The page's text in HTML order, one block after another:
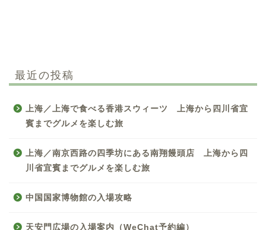
最近の投稿
上海／上海で食べる香港スウィーツ 上海から四川省宜
賓までグルメを楽しむ旅
上海／南京西路の四季坊にある南翔饅頭店 上海から四
川省宜賓までグルメを楽しむ旅
中国国家博物館の入場攻略
天安門広場の入場案内（WeChat予約編）